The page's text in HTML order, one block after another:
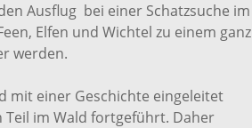
Ausflug bei einer Schatzsuche im
Elfen und Wichtel zu einem ganz
werden.
mit einer Geschichte eingeleitet
im Wald fortgeführt. Daher